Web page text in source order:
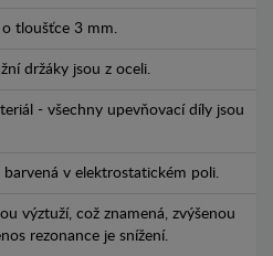
tloušťce 3 mm.
držáky jsou z oceli.
- všechny upevňovací díly jsou
v elektrostatickém poli.
výztuží, což znamená, zvýšenou
rezonance je snížení.